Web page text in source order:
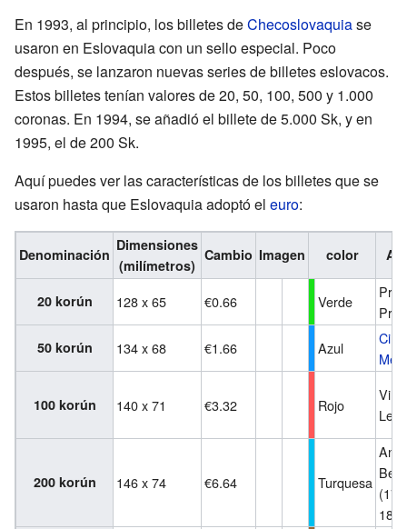
En 1993, al principio, los billetes deChecoslovaquiase
usaron en Eslovaquia con un sello especial. Poco
después, se lanzaron nuevas series de billetes eslovacos.
Estos billetes tenían valores de 20, 50, 100, 500 y 1.000
coronas. En 1994, se añadió el billete de 5.000 Sk, y en
1995, el de 200 Sk.
Aquí puedes ver las características de los billetes que se
usaron hasta que Eslovaquia adoptó el euro:
Denominación
Dimensiones
(milímetros)
Cambio Imagen color
20 korún 128 x 65 €0.66 Verde
50 korún 134 x 68 €1.66 Azul
100 korún 140 x 71 €3.32 Rojo
200 korún 146 x 74 €6.64 Turquesa